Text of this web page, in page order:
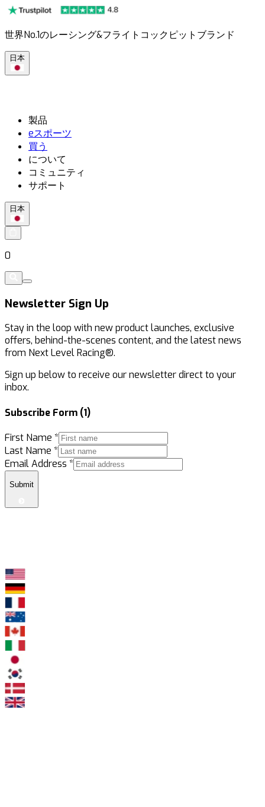
世界No.1のレーシング&フライトコックピットブランド
日本
製品
eスポーツ
買う
について
コミュニティ
サポート
日本
0
Newsletter Sign Up
Stay in the loop with new product launches, exclusive
offers, behind-the-scenes content, and the latest news
from Next Level Racing®.
Sign up below to receive our newsletter direct to your
inbox.
Subscribe Form (1)
First Name *
Last Name *
Email Address *
Submit